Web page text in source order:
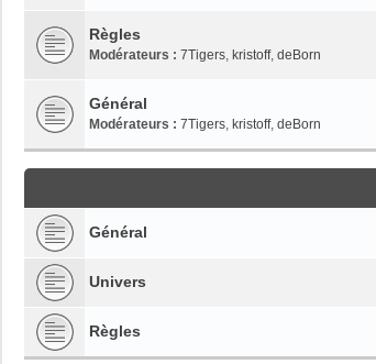
Règles
Modérateurs : 7Tigers, kristoff, deBorn
Général
Modérateurs : 7Tigers, kristoff, deBorn
Général
Univers
Règles